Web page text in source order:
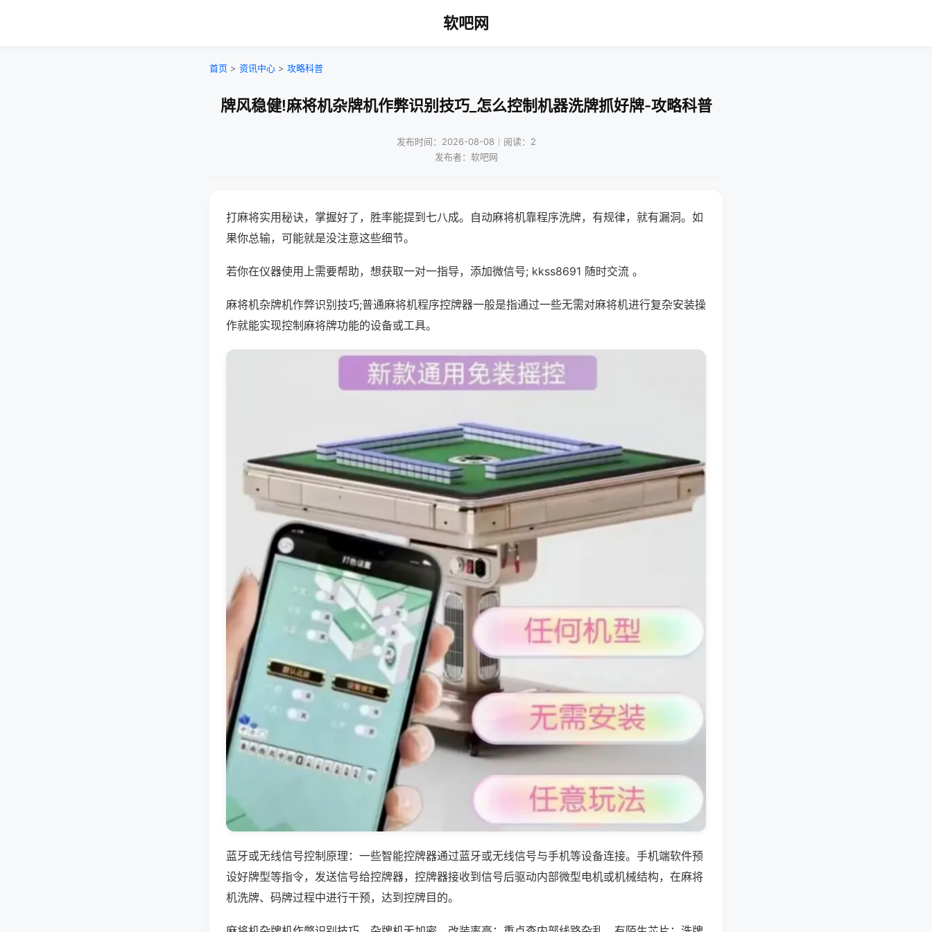
软吧网
首页 > 资讯中心 > 攻略科普
牌风稳健!麻将机杂牌机作弊识别技巧_怎么控制机器洗牌抓好牌-攻略科普
发布时间：2026-08-08｜阅读：2
发布者：软吧网
打麻将实用秘诀，掌握好了，胜率能提到七八成。自动麻将机靠程序洗牌，有规律，就有漏洞。如
果你总输，可能就是没注意这些细节。
若你在仪器使用上需要帮助，想获取一对一指导，添加微信号; kkss8691 随时交流 。
麻将机杂牌机作弊识别技巧;普通麻将机程序控牌器一般是指通过一些无需对麻将机进行复杂安装操
作就能实现控制麻将牌功能的设备或工具。
蓝牙或无线信号控制原理：一些智能控牌器通过蓝牙或无线信号与手机等设备连接。手机端软件预
设好牌型等指令，发送信号给控牌器，控牌器接收到信号后驱动内部微型电机或机械结构，在麻将
机洗牌、码牌过程中进行干预，达到控牌目的。